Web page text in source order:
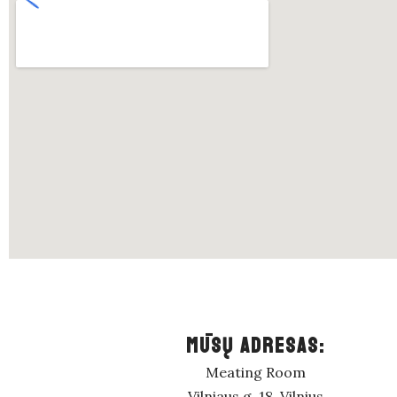
MŪSŲ ADRESAS:
Meating Room